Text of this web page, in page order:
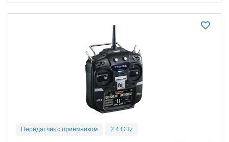
Передатчик с приёмником 2.4 GHz